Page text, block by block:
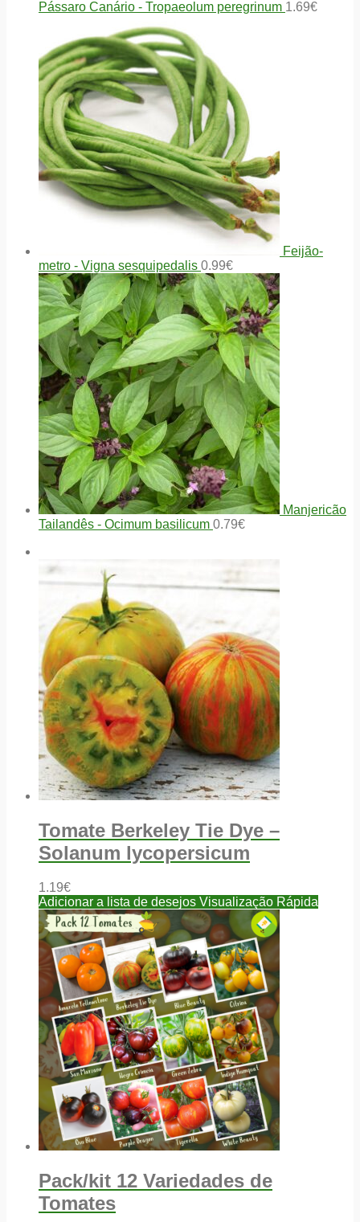
Pássaro Canário - Tropaeolum peregrinum 1.69€
Feijão-
metro - Vigna sesquipedalis 0.99€
Manjericão
Tailandês - Ocimum basilicum 0.79€
Tomate Berkeley Tie Dye –
Solanum lycopersicum
1.19€
Adicionar a lista de desejos Visualização Rápida
Pack/kit 12 Variedades de
Tomates